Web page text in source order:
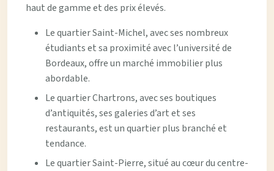
haut de gamme et des prix élevés.
Le quartier Saint-Michel, avec ses nombreux
étudiants et sa proximité avec l’université de
Bordeaux, offre un marché immobilier plus
abordable.
Le quartier Chartrons, avec ses boutiques
d’antiquités, ses galeries d’art et ses
restaurants, est un quartier plus branché et
tendance.
Le quartier Saint-Pierre, situé au cœur du centre-